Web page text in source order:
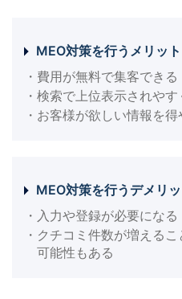
MEO対策を行うメリット
・費用が無料で集客できる
・検索で上位表示されやす
・お客様が欲しい情報を
MEO対策を行うデメリッ
・入力や登録が必要になる
・クチコミ件数が増える
可能性もある